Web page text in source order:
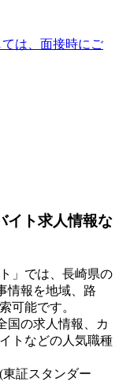
は、面接時にご
イト求人情報な
」では、長崎県の
情報を地域、路
可能です。
国の求人情報、カ
トなどの人気職種
東証スタンダー